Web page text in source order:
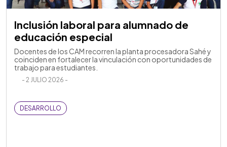
Inclusión laboral para alumnado de
educación especial
Docentes de los CAM recorren la planta procesadora Sahé y
coinciden en fortalecer la vinculación con oportunidades de
trabajo para estudiantes.
- 2 JULIO 2026 -
DESARROLLO